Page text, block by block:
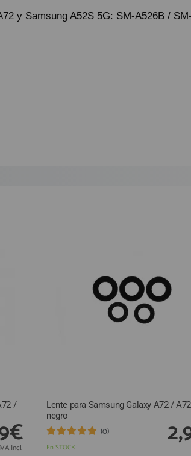
y Samsung A52S 5G: SM-A526B /
34/2002 “
cualquier compra
/
IVA Incl.
Lente para Samsung Galaxy A72 /
negro
En STOCK
(0)